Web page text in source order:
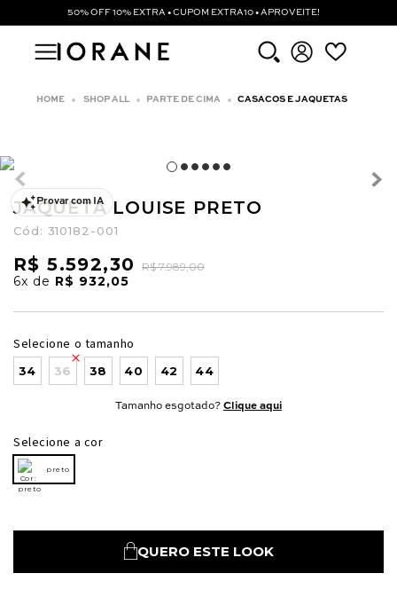
50% OFF 10% EXTRA • CUPOM EXTRA10 • APROVEITE!
SHOP ALL PARTE DE CIMA CASACOS E JAQUETAS
Provar com IA
JAQUETA LOUISE PRETO
Cód: 310182-001
R$ 5.592,30 R$ 7.989,00
6x de R$ 932,05
Selecione o tamanho
34 36 38 40 42 44
Tamanho esgotado? Clique aqui
Selecione a cor
preto
QUERO ESTE LOOK